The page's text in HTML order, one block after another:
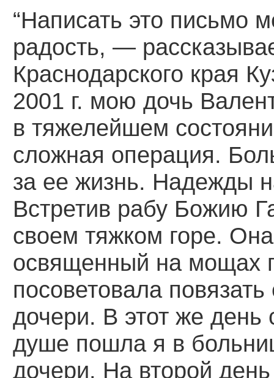
“Написать это письмо
радость, —
Краснодарского края
2001 г. мою дочь
в тяжелейшем
сложная операция.
за ее жизнь. Надежды
Встретив рабу Божию
своем тяжком горе.
освященный на мощах
посоветовала
дочери. В этот же день
душе пошла я в
дочери. На второй